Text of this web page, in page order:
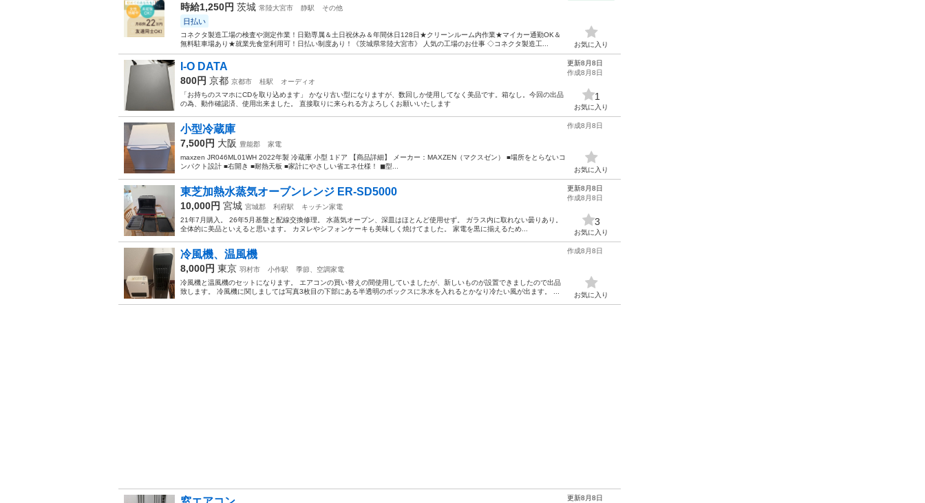
時給1,250円 茨城 常陸大宮市 静駅 その他
日払い
コネクタ製造工場の検査や測定作業！日勤専属＆土日祝休み＆年間休日128日★クリーンルーム内作業★マイカー通勤OK＆
無料駐車場あり★就業先食堂利用可！日払い制度あり！《茨城県常陸大宮市》 人気の工場のお仕事 ◇コネクタ製造工...
お気に入り
I-O DATA
800円 京都 京都市 桂駅
オーディオ
「お持ちのスマホにCDを取り込めます」 かなり古い型になりますが、数回しか使用してなく美品です。箱なし。今回の出品
の為、動作確認済、使用出来ました。 直接取りに来られる方よろしくお願いいたします
更新8月8日
作成8月8日
1
お気に入り
小型冷蔵庫
7,500円 大阪 豊能郡
家電
maxzen JR046ML01WH 2022年製 冷蔵庫 小型 1ドア 【商品詳細】 メーカー：MAXZEN（マクスゼン） ■場所をとらないコ
ンパクト設計 ■右開き ■耐熱天板 ■家計にやさしい省エネ仕様！ ◼︎型...
作成8月8日
お気に入り
東芝加熱水蒸気オーブンレンジ ER-SD5000
10,000円 宮城 宮城郡 利府駅
キッチン家電
21年7月購入。 26年5月基盤と配線交換修理。 水蒸気オーブン、深皿はほとんど使用せず。 ガラス内に取れない曇りあり。
全体的に美品といえると思います。 カヌレやシフォンケーキも美味しく焼けてました。 家電を黒に揃えるため...
更新8月8日
作成8月8日
3
お気に入り
冷風機、温風機
8,000円 東京 羽村市 小作駅
季節、空調家電
冷風機と温風機のセットになります。 エアコンの買い替えの間使用していましたが、新しいものが設置できましたので出品
致します。 冷風機に関しましては写真3枚目の下部にある半透明のボックスに氷水を入れるとかなり冷たい風が出ます。 ...
作成8月8日
お気に入り
更新8月8日